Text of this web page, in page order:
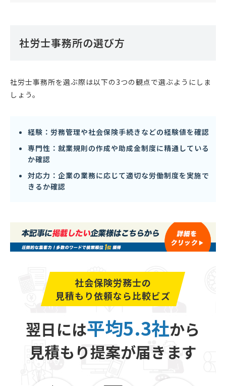
社労士事務所の選び方
社労士事務所を選ぶ際は以下の3つの観点で選ぶようにしま
しょう。
経験：労務管理や社会保険手続きなどの経験値を確認
専門性：就業規則の作成や助成金制度に精通している
か確認
対応力：企業の業務に応じて適切な労働制度を実施で
きるか確認
社会保険労務士の
見積もり依頼なら比較ビズ
翌日には平均5.3社から
見積もり提案が届きます